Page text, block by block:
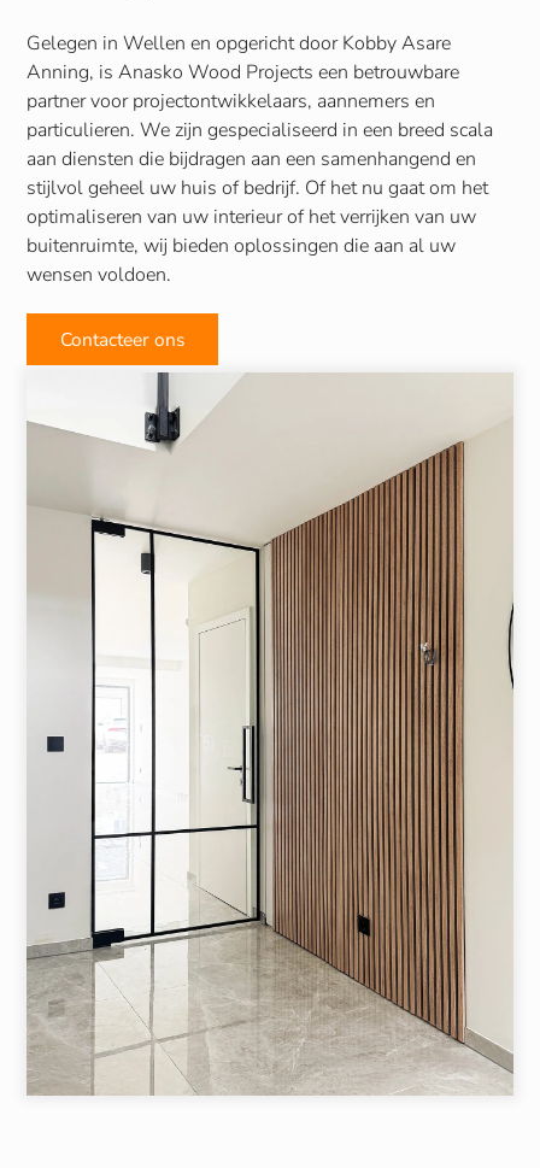
Gelegen in Wellen en opgericht door Kobby Asare
Anning, is Anasko Wood Projects een betrouwbare
partner voor projectontwikkelaars, aannemers en
particulieren. We zijn gespecialiseerd in een breed scala
aan diensten die bijdragen aan een samenhangend en
stijlvol geheel uw huis of bedrijf. Of het nu gaat om het
optimaliseren van uw interieur of het verrijken van uw
buitenruimte, wij bieden oplossingen die aan al uw
wensen voldoen.
Contacteer ons